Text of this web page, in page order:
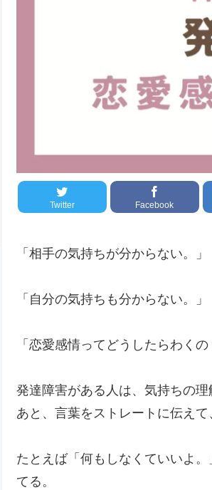
Twitter Facebook
「相手の気持ちが分からない。」
「自分の気持ちも分からない。」
「恋愛感情ってどうしたらわくの
発達障害がある人は、気持ちの理
あと、言葉をストレートに伝えて
たとえば「何もしなくていいよ
てる。